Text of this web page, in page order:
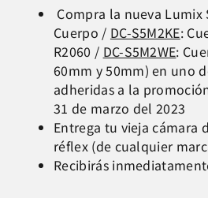
Compra la nueva Lumix
Cuerpo / DC-S5M2KE:
R2060 / DC-S5M2WE:
60mm y 50mm) en uno
adheridas a la
31 de marzo del 2023
Entrega tu vieja cámara
réflex (de cualquier
Recibirás